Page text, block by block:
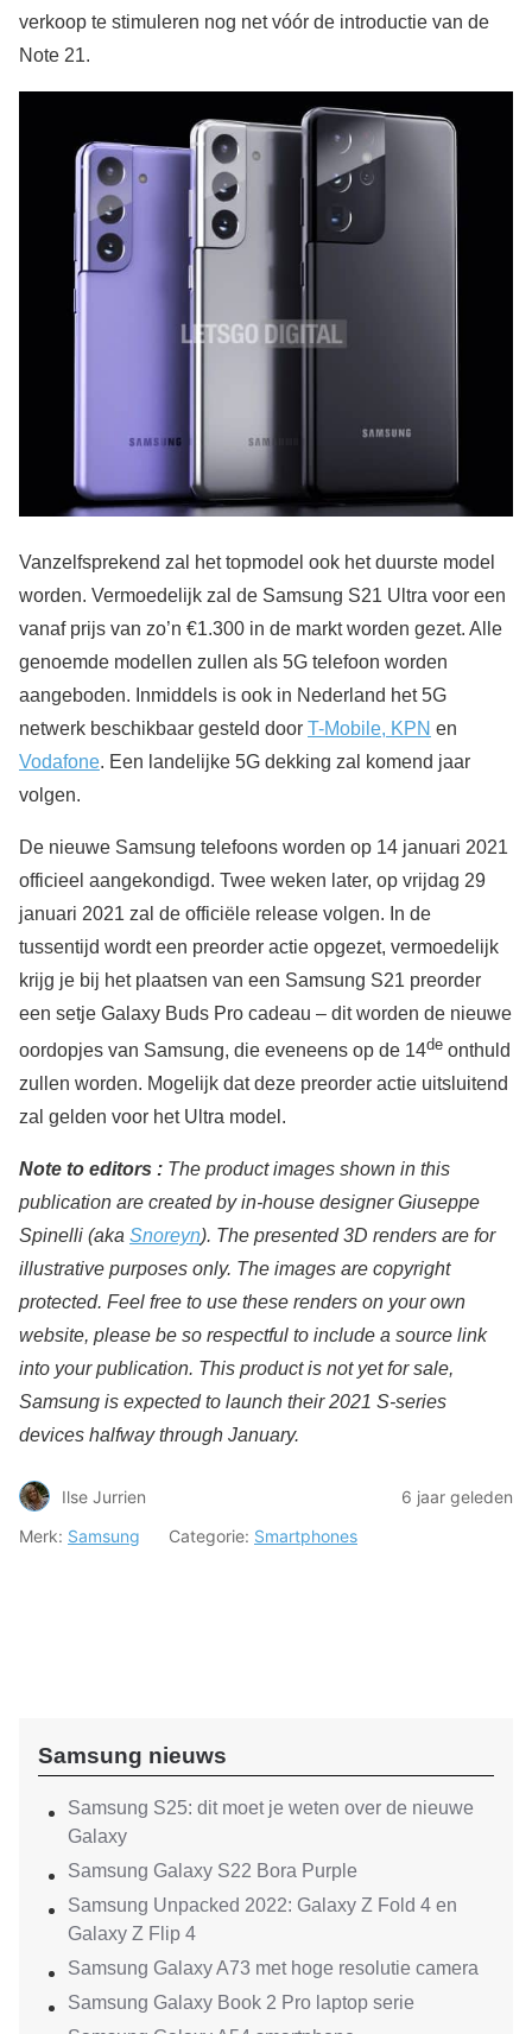
verkoop te stimuleren nog net vóór de introductie van de
Note 21.
Vanzelfsprekend zal het topmodel ook het duurste model
worden. Vermoedelijk zal de Samsung S21 Ultra voor een
vanaf prijs van zo’n €1.300 in de markt worden gezet. Alle
genoemde modellen zullen als 5G telefoon worden
aangeboden. Inmiddels is ook in Nederland het 5G
netwerk beschikbaar gesteld door T-Mobile, KPN en
Vodafone. Een landelijke 5G dekking zal komend jaar
volgen.
De nieuwe Samsung telefoons worden op 14 januari 2021
officieel aangekondigd. Twee weken later, op vrijdag 29
januari 2021 zal de officiële release volgen. In de
tussentijd wordt een preorder actie opgezet, vermoedelijk
krijg je bij het plaatsen van een Samsung S21 preorder
een setje Galaxy Buds Pro cadeau – dit worden de nieuwe
oordopjes van Samsung, die eveneens op de 14de onthuld
zullen worden. Mogelijk dat deze preorder actie uitsluitend
zal gelden voor het Ultra model.
Note to editors : The product images shown in this
publication are created by in-house designer Giuseppe
Spinelli (aka Snoreyn). The presented 3D renders are for
illustrative purposes only. The images are copyright
protected. Feel free to use these renders on your own
website, please be so respectful to include a source link
into your publication. This product is not yet for sale,
Samsung is expected to launch their 2021 S-series
devices halfway through January.
Ilse Jurrien
6 jaar geleden
Merk: Samsung Categorie: Smartphones
Samsung nieuws
Samsung S25: dit moet je weten over de nieuwe
Galaxy
Samsung Galaxy S22 Bora Purple
Samsung Unpacked 2022: Galaxy Z Fold 4 en
Galaxy Z Flip 4
Samsung Galaxy A73 met hoge resolutie camera
Samsung Galaxy Book 2 Pro laptop serie